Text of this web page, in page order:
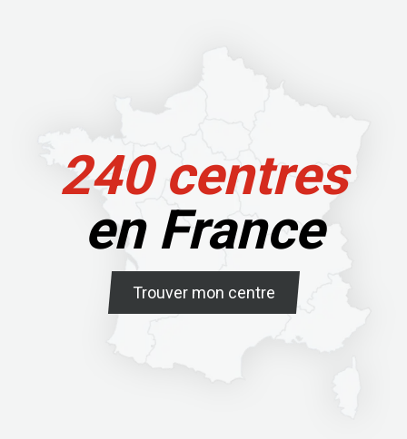
240 centres
en France
Trouver mon centre